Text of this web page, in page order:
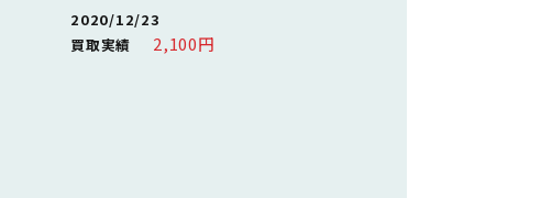
2020/12/23
買取実績
2,100円